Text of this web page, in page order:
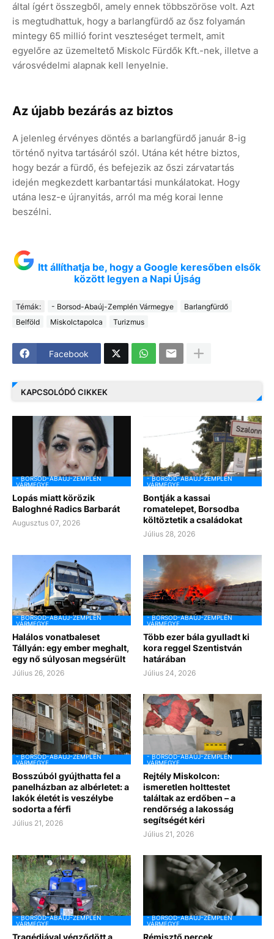
által ígért összegből, amely ennek többszöröse volt. Azt
is megtudhattuk, hogy a barlangfürdő az ősz folyamán
mintegy 65 millió forint veszteséget termelt, amit
egyelőre az üzemeltető Miskolc Fürdők Kft.-nek, illetve a
városvédelmi alapnak kell lenyelnie.
Az újabb bezárás az biztos
A jelenleg érvényes döntés a barlangfürdő január 8-ig
történő nyitva tartásáról szól. Utána két hétre biztos,
hogy bezár a fürdő, és befejezik az őszi zárvatartás
idején megkezdett karbantartási munkálatokat. Hogy
utána lesz-e újranyitás, arról ma még korai lenne
beszélni.
Itt állíthatja be, hogy a Google keresőben elsők
között legyen a Napi Újság
Témák: - Borsod-Abaúj-Zemplén Vármegye
Barlangfürdő
Belföld
Miskolctapolca Turizmus
Facebook
KAPCSOLÓDÓ CIKKEK
- BORSOD-ABAÚJ-ZEMPLÉN
VÁRMEGYE
Lopás miatt körözik
Baloghné Radics Barbarát
Augusztus 07, 2026
- BORSOD-ABAÚJ-ZEMPLÉN
VÁRMEGYE
Bontják a kassai
romatelepet, Borsodba
költöztetik a családokat
Július 28, 2026
- BORSOD-ABAÚJ-ZEMPLÉN
VÁRMEGYE
Halálos vonatbaleset
Tállyán: egy ember meghalt,
egy nő súlyosan megsérült
Július 26, 2026
- BORSOD-ABAÚJ-ZEMPLÉN
VÁRMEGYE
Több ezer bála gyulladt ki
kora reggel Szentistván
határában
Július 24, 2026
- BORSOD-ABAÚJ-ZEMPLÉN
VÁRMEGYE
Bosszúból gyújthatta fel a
panelházban az albérletet: a
lakók életét is veszélybe
sodorta a férfi
Július 21, 2026
- BORSOD-ABAÚJ-ZEMPLÉN
VÁRMEGYE
Rejtély Miskolcon:
ismeretlen holttestet
találtak az erdőben – a
rendőrség a lakosság
segítségét kéri
Július 21, 2026
- BORSOD-ABAÚJ-ZEMPLÉN
VÁRMEGYE
- BORSOD-ABAÚJ-ZEMPLÉN
VÁRMEGYE